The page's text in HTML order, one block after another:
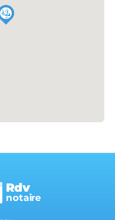
notaire
Rdv